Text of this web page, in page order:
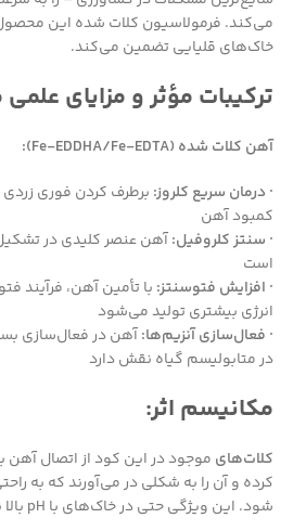
می‌کند. فرمولاسیون کلات شده این
خاک‌های قلیایی تضمین می‌کند.
ترکیبات مؤثر و مزایای
آهن کلات شده (Fe-EDDHA/Fe-EDTA):
· درمان سریع کلروز: برطرف کردن فوری زردی
کمبود آهن
· سنتز کلروفیل:آهن عنصر کلیدی در
است
· افزایش فتوسنتز: با تأمین آهن، فرآیند
انرژی بیشتری تولید می‌شود
· فعال‌سازی آنزیم‌ها:آهن در فعال‌سازی
در متابولیسم گیاه نقش دارد
مکانیسم اثر:
کلات‌های موجود در این کود از اتصال آهن
کرده و آن را به شکلی در می‌آورند که به
شود. این ویژگی حتی در خاک‌های با pH بالا نیز مؤثر است.